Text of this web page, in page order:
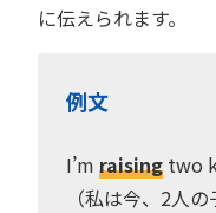
に伝えられます。
例文
I’m raising two
（私は今、2人